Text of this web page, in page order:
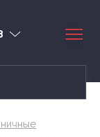
Красноярск